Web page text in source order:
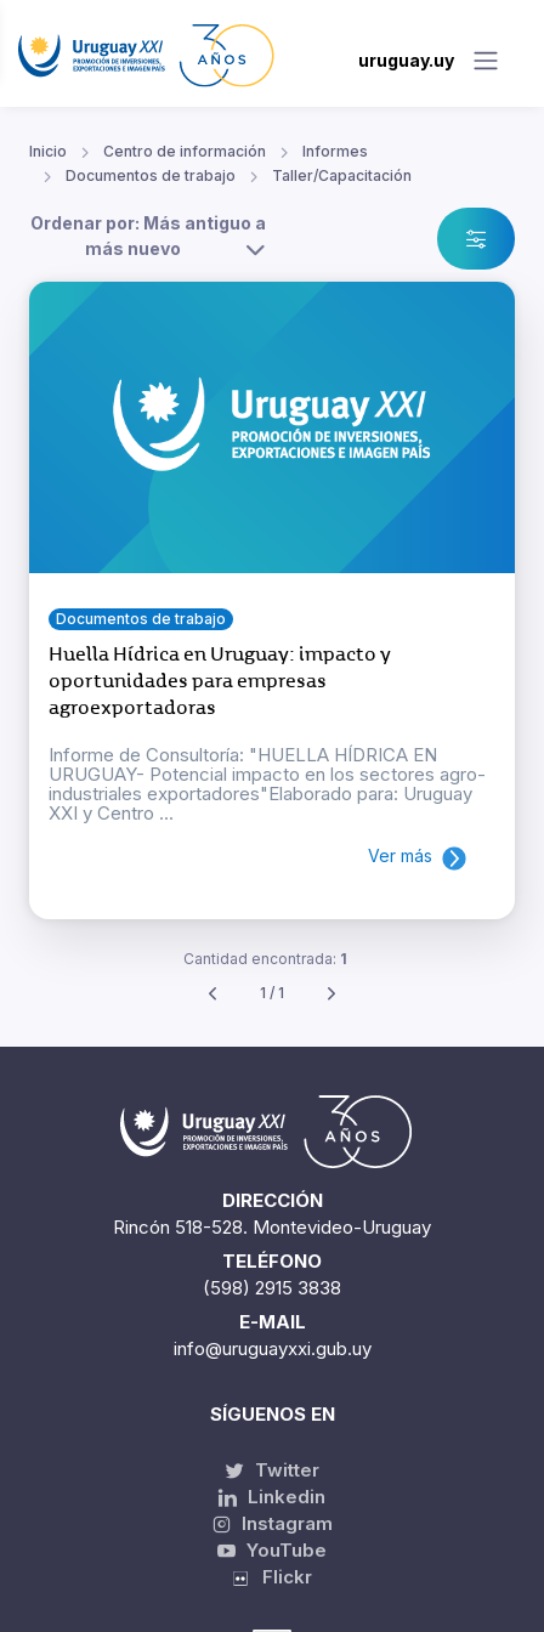
uruguay.uy
Inicio Centro de información
Informes
Documentos de trabajo
Taller/Capacitación
Ordenar por: Más antiguo a
más nuevo
Documentos de trabajo
Huella Hídrica en Uruguay: impacto y
oportunidades para empresas
agroexportadoras
Informe de Consultoría: "HUELLA HÍDRICA EN
URUGUAY- Potencial impacto en los sectores agro-
industriales exportadores"Elaborado para: Uruguay
XXI y Centro ...
Ver más
Cantidad encontrada: 1
1 / 1
DIRECCIÓN
Rincón 518-528. Montevideo-Uruguay
TELÉFONO
(598) 2915 3838
E-MAIL
info@uruguayxxi.gub.uy
SÍGUENOS EN
Twitter
Linkedin
Instagram
YouTube
Flickr